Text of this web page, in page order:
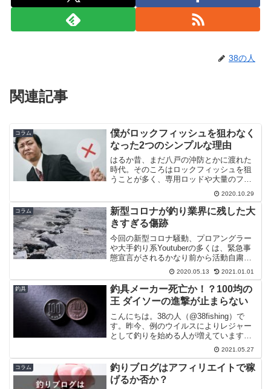
38の人
関連記事
コラム
僕がロックフィッシュを狙わなく
なった2つのシンプルな理由
はるか昔、まだ八戸の沖防とかに渡れた
時代。そのころはロックフィッシュを狙
うことが多く、専用ロッドや大量のフッ
ク、ワーム、シンカーを所有していまし
た。また、その頃はまだ体力もあったの
で、磯ロックも嗜むくらいにはハマって
いました。ただ、その後さ...
2020.10.29
コラム
新型コロナが釣り業界に残した大
きすぎる傷跡
今回の新型コロナ騒動、プロアングラー
や大手釣り系Youtuberの多くは、緊急事
態宣言がされるかなり前から活動自粛を
宣言、啓発活動をしていました。釣りで
おまんま食ってる人、ある意味、釣りが
「不要不急」に当てはまらない人たちが
率先してです。お...
2020.05.13 2021.01.01
釣具
釣具メーカー死亡か！？100均の
王 ダイソーの進撃が止まらない
こんにちは。38の人（@38fishing）で
す。昨今、例のウイルスによりレジャー
として釣りを始める人が増えています。
その影響か、100均の釣具の充実っぷりが
ハンパなくなってきました。ダイソーは
もはや釣具店。商品の充実度がハンパな
いダイソー...
2021.05.27
コラム
釣りブログはアフィリエイトで稼
げるか否か？